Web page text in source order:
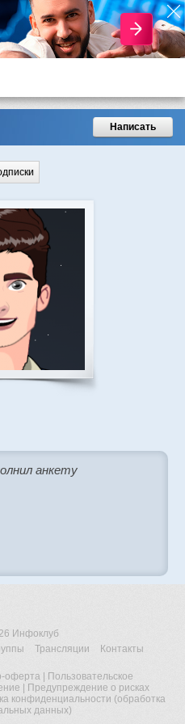
Написать
анкету
Инфоклуб
Трансляции Контакты
оферта|
Пользовательское
Предупреждение о рисках
конфиденциальности (обработка
данных)